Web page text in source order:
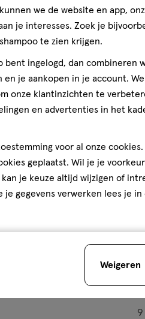
Je kan
capsule
60
capsule
Etos Spijsvertering Capsules
retour binnen 30
9
we de website en app,
je interesses. Zoek je
te zien krijgen.
bent ingelogd, dan combineren
je aankopen in je account.
onze klantinzichten te
en advertenties in het
voor al onze cookies.
geplaatst. Wil je je
je keuze altijd wijzigen of
je gegevens verwerken lees je in
Weigeren